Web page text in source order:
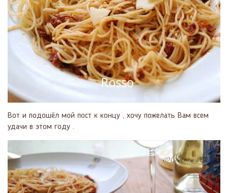
Вот и подошёл мой пост к концу , хочу пожелать Вам всем
удачи в этом году .